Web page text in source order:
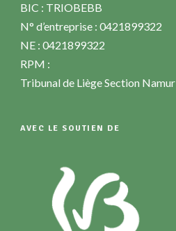
BIC : TRIOBEBB
N° d’entreprise : 0421899322
NE : 0421899322
RPM :
Tribunal de Liège Section Namur
AVEC LE SOUTIEN DE